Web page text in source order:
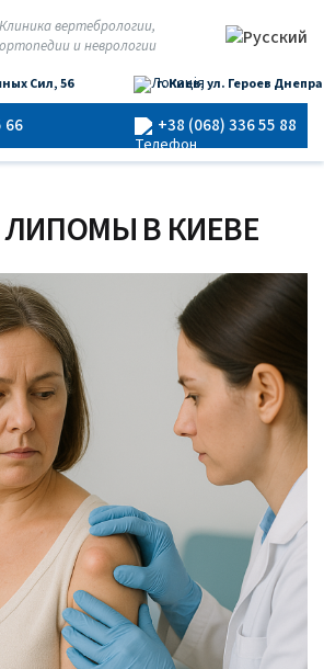
вертебрологии,
и неврологии
Сил, 56 г. Киев, ул. Героев Днепра
66 +38 (068) 336 55 88
липомы
В КИЕВЕ
×